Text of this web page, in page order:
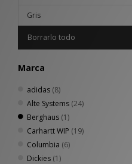
Gris
Borrarlo todo
Marca
adidas (8)
Alte Systems (24)
Berghaus (1)
Carhartt WIP (19)
Columbia (6)
Dickies (1)